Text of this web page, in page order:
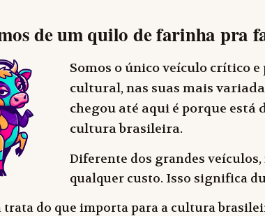
de um quilo de farinha pra
Somos o único veículo crítico
cultural, nas suas mais
chegou até aqui é porque está
cultura brasileira.
Diferente dos grandes
qualquer custo. Isso significa
trata do que importa para a cultura